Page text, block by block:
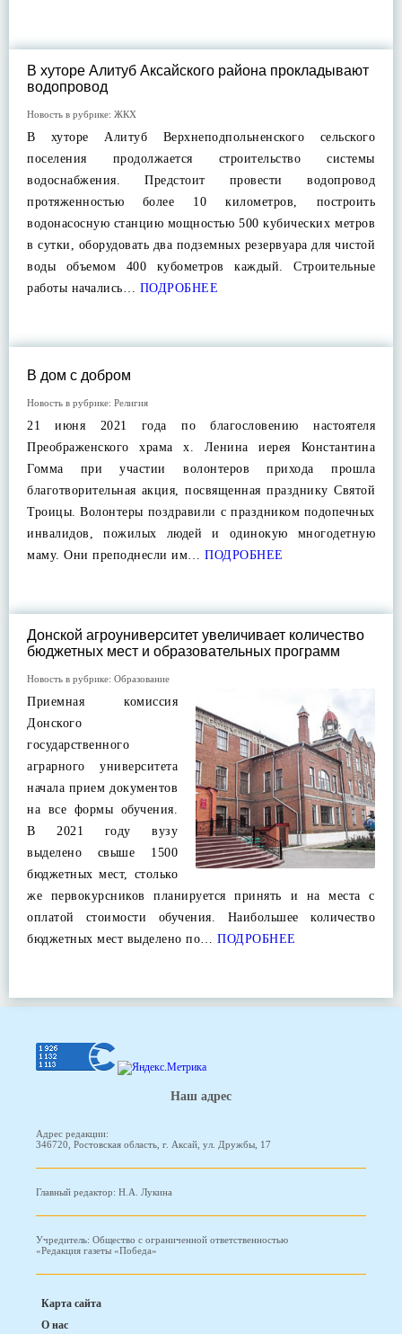
В хуторе Алитуб Аксайского района прокладывают
водопровод
Новость в рубрике: ЖКХ
В хуторе Алитуб Верхнеподпольненского сельского
поселения продолжается строительство системы
водоснабжения. Предстоит провести водопровод
протяженностью более 10 километров, построить
водонасосную станцию мощностью 500 кубических метров
в сутки, оборудовать два подземных резервуара для чистой
воды объемом 400 кубометров каждый. Строительные
работы начались… ПОДРОБНЕЕ
В дом с добром
Новость в рубрике: Религия
21 июня 2021 года по благословению настоятеля
Преображенского храма х. Ленина иерея Константина
Гомма при участии волонтеров прихода прошла
благотворительная акция, посвященная празднику Святой
Троицы. Волонтеры поздравили с праздником подопечных
инвалидов, пожилых людей и одинокую многодетную
маму. Они преподнесли им… ПОДРОБНЕЕ
Донской агроуниверситет увеличивает количество
бюджетных мест и образовательных программ
Новость в рубрике: Образование
Приемная комиссия
Донского
государственного
аграрного университета
начала прием документов
на все формы обучения.
В 2021 году вузу
выделено свыше 1500
бюджетных мест, столько
же первокурсников планируется принять и на места с
оплатой стоимости обучения. Наибольшее количество
бюджетных мест выделено по… ПОДРОБНЕЕ
Наш адрес
Адрес редакции:
346720, Ростовская область, г. Аксай, ул. Дружбы, 17
Главный редактор: Н.А. Лукина
Учредитель: Общество с ограниченной ответственностью
«Редакция газеты «Победа»
Карта сайта
О нас